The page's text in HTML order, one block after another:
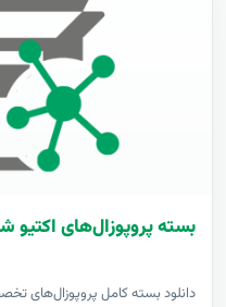
بسته پروپوزال‌های اکتیو
دانلود بسته کامل پروپوزال‌های